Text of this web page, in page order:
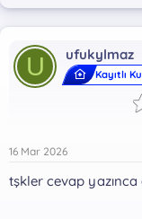
U ufukylmaz
Kayıtlı
16 Mar 2026
tşkler cevap yazınca